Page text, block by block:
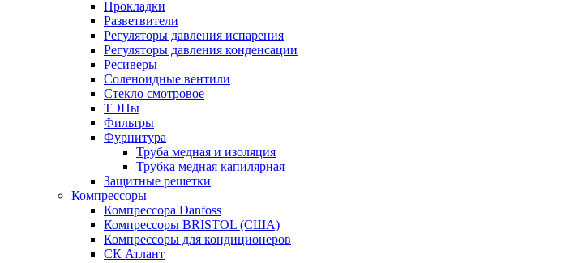
Прокладки
Разветвители
Регуляторы давления испарения
Регуляторы давления конденсации
Ресиверы
Соленоидные вентили
Стекло смотровое
ТЭНы
Фильтры
Фурнитура
Труба медная и изоляция
Трубка медная капилярная
Защитные решетки
Компрессоры
Компрессора Danfoss
Компрессоры BRISTOL (США)
Компрессоры для кондиционеров
СК Атлант